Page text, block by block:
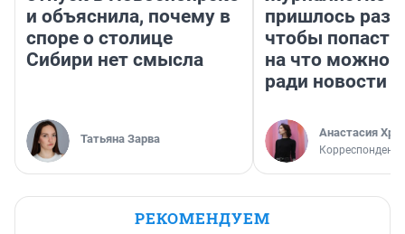
и объяснила, почему в
споре о столице
Сибири нет смысла
Татьяна Зарва
пришлось
чтобы попасть
на что можно
ради новости
Анастасия
Корреспондент
РЕКОМЕНДУЕМ